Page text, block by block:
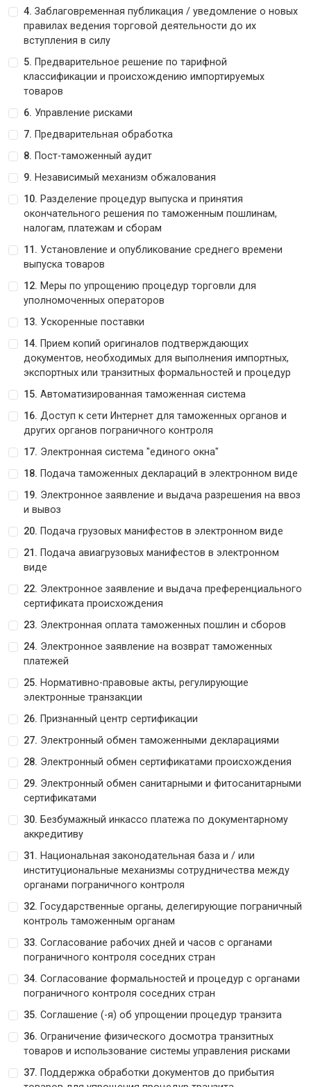
4. Заблаговременная публикация / уведомление о новых
правилах ведения торговой деятельности до их
вступления в силу
5. Предварительное решение по тарифной
классификации и происхождению импортируемых
товаров
6. Управление рисками
7. Предварительная обработка
8. Пост-таможенный аудит
9. Независимый механизм обжалования
10. Разделение процедур выпуска и принятия
окончательного решения по таможенным пошлинам,
налогам, платежам и сборам
11. Установление и опубликование среднего времени
выпуска товаров
12. Меры по упрощению процедур торговли для
уполномоченных операторов
13. Ускоренные поставки
14. Прием копий оригиналов подтверждающих
документов, необходимых для выполнения импортных,
экспортных или транзитных формальностей и процедур
15. Автоматизированная таможенная система
16. Доступ к сети Интернет для таможенных органов и
других органов пограничного контроля
17. Электронная система "единого окна"
18. Подача таможенных деклараций в электронном виде
19. Электронное заявление и выдача разрешения на ввоз
и вывоз
20. Подача грузовых манифестов в электронном виде
21. Подача авиагрузовых манифестов в электронном
виде
22. Электронное заявление и выдача преференциального
сертификата происхождения
23. Электронная оплата таможенных пошлин и сборов
24. Электронное заявление на возврат таможенных
платежей
25. Нормативно-правовые акты, регулирующие
электронные транзакции
26. Признанный центр сертификации
27. Электронный обмен таможенными декларациями
28. Электронный обмен сертификатами происхождения
29. Электронный обмен санитарными и фитосанитарными
сертификатами
30. Безбумажный инкассо платежа по документарному
аккредитиву
31. Национальная законодательная база и / или
институциональные механизмы сотрудничества между
органами пограничного контроля
32. Государственные органы, делегирующие пограничный
контроль таможенным органам
33. Согласование рабочих дней и часов с органами
пограничного контроля соседних стран
34. Согласование формальностей и процедур с органами
пограничного контроля соседних стран
35. Соглашение (-я) об упрощении процедур транзита
36. Ограничение физического досмотра транзитных
товаров и использование системы управления рисками
37. Поддержка обработки документов до прибытия